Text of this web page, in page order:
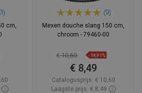
cm,
(9)
Mexen douche slang 150 cm,
chroom - 79460-00
€ 10,60 -19,91%
€ 8,49
Catalogusprijs: € 10,60
Laagste prijs: € 8,49